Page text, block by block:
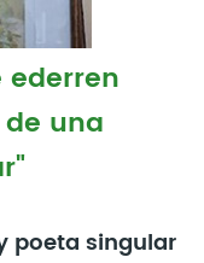
ederren
una
poeta singular